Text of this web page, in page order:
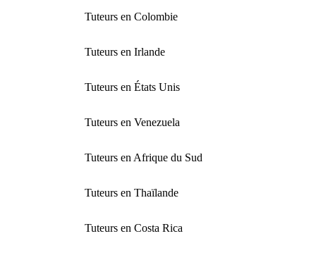
Tuteurs en Colombie
Tuteurs en Irlande
Tuteurs en États Unis
Tuteurs en Venezuela
Tuteurs en Afrique du Sud
Tuteurs en Thaïlande
Tuteurs en Costa Rica